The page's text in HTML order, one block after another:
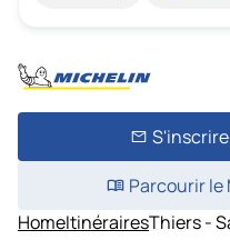
Parcourir le
HomeItinérairesThiers -